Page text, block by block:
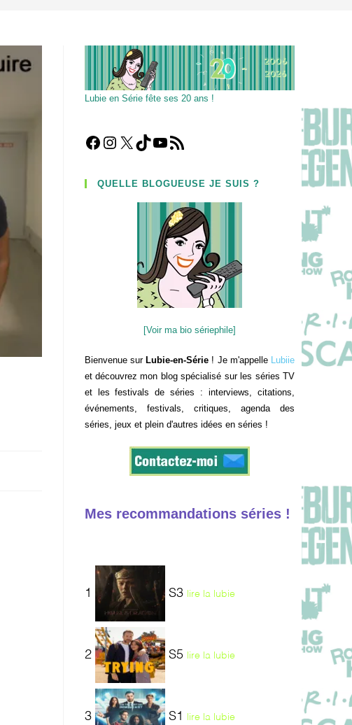
Lubie en Série fête ses 20 ans !
Facebook
Instagram
X TikTokYouTube
Flux RSS
QUELLE BLOGUEUSE JE SUIS ?
[Voir ma bio sériephile]
Bienvenue sur Lubie-en-Série ! Je m'appelle Lubiie
et découvrez mon blog spécialisé sur les séries TV
et les festivals de séries : interviews, citations,
événements, festivals, critiques, agenda des
séries, jeux et plein d'autres idées en séries !
Mes recommandations séries !
1 S3 lire la lubie
2 S5 lire la lubie
3 S1 lire la lubie